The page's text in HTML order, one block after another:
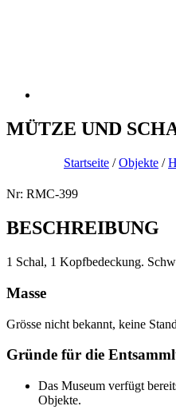
MÜTZE UND
Startseite /Objekte /
Nr: RMC-399
BESCHREIBUNG
1 Schal, 1 Kopfbedeckung.
Masse
Grösse nicht bekannt, keine
Gründe für die
Das Museum verfügt
Objekte.